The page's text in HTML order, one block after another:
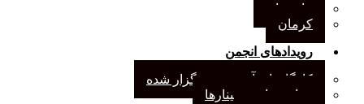
مازندران
کرمان
رویدادهای انجمن
کارگاههای آموزشی برگزار شده
همایش‌ها و سمینارها